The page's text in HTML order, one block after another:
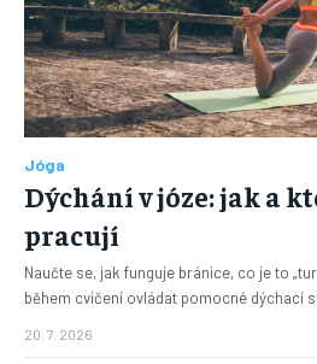
Jóga
Dýchání v józe: jak a
pracují
Naučte se, jak funguje bránice, co je to
20. 7. 2026